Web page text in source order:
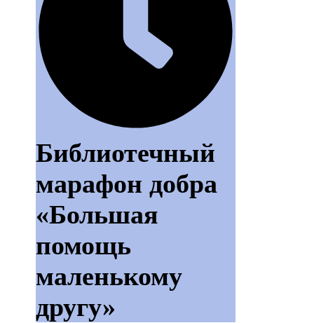
Библиотечный
марафон добра
«Большая
помощь
маленькому
другу»